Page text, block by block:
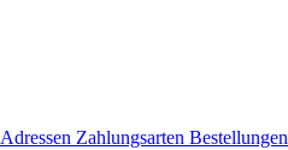
Adressen Zahlungsarten Bestellungen